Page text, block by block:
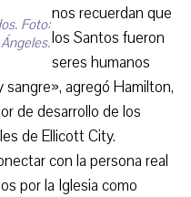
Foto:
nos recuerdan que
los Santos fueron
seres humanos
sangre», agregó Hamilton,
de desarrollo de los
de Ellicott City.
con la persona real
por la Iglesia como